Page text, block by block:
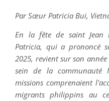
Par Sœur Patricia Bui,
En la fête de saint Jean
Patricia, qui a prononcé
2025, revient sur son
sein de la communauté
missions comprenaient
migrants philippins au